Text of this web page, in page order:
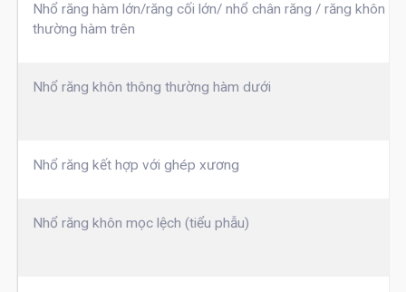
Nhổ răng hàm lớn/răng cối lớn/ nhổ chân răng / răng khôn
thường hàm trên
Nhổ răng khôn thông thường hàm dưới
Nhổ răng kết hợp với ghép xương
Nhổ răng khôn mọc lệch (tiểu phẫu)